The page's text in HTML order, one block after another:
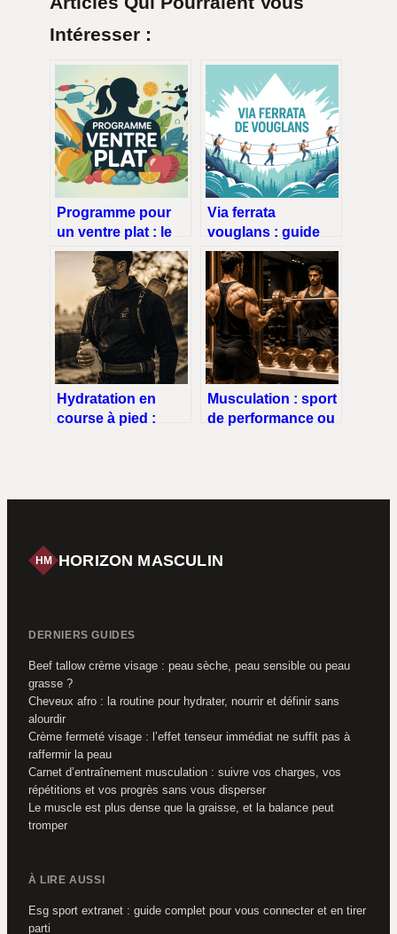
Intéresser :
Programme pour
un ventre plat : le
guide clair pour
des résultats
durables
Via ferrata
vouglans : guide
complet pour
réussir votre sortie
Hydratation en
course à pied :
choisir pour vos
Musculation : sport
de performance ou
HM HORIZON MASCULIN
DERNIERS GUIDES
Beef tallow crème visage : peau sèche, peau sensible ou peau
grasse ?
Cheveux afro : la routine pour hydrater, nourrir et définir sans
alourdir
Crème fermeté visage : l’effet tenseur immédiat ne suffit pas à
raffermir la peau
Carnet d’entraînement musculation : suivre vos charges, vos
répétitions et vos progrès sans vous disperser
Le muscle est plus dense que la graisse, et la balance peut
tromper
À LIRE AUSSI
Esg sport extranet : guide complet pour vous connecter et en tirer
parti